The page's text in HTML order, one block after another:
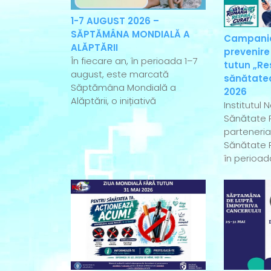
1-7 AUGUST 2026 –
SĂPTĂMÂNA MONDIALĂ A
ALĂPTĂRII
În fiecare an, în perioada 1–7
august, este marcată
Săptămâna Mondială a
Alăptării, o inițiativă
tutun
2026
Institutul
Sănătate
Sănătate
în